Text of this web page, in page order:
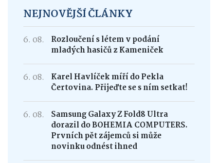
NEJNOVĚJŠÍ ČLÁNKY
6. 08.
Rozloučení s létem v podání
mladých hasičů z Kameniček
6. 08.
Karel Havlíček míří do Pekla
Čertovina. Přijeďte se s ním setkat!
6. 08.
Samsung Galaxy Z Fold8 Ultra
dorazil do BOHEMIA COMPUTERS.
Prvních pět zájemců si může
novinku odnést ihned